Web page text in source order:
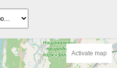
Activate map